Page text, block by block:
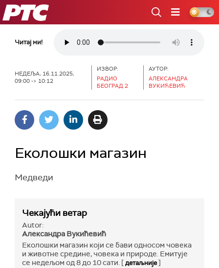
РТС
Читај ми!
НЕДЕЉА, 16.11.2025,
09:00 -> 10:12
ИЗВОР:
РАДИО
БЕОГРАД 2
АУТОР:
АЛЕКСАНДРА
ВУКИЋЕВИЋ
Еколошки магазин
Медведи
Чекајући ветар
Autor:
Александра Вукићевић
Еколошки магазин који се бави односом човека
и животне средине, човека и природе. Емитује
се недељом од 8 до 10 сати. [детаљније]